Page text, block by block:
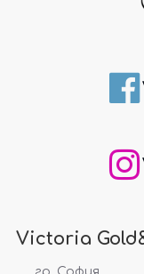
Victoria